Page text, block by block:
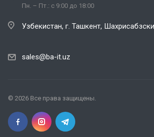
Пн. – Пт.: с 9:00 до 18:00
Узбекистан, г. Ташкент,
sales@ba-it.uz
© 2026 Все права защищены.